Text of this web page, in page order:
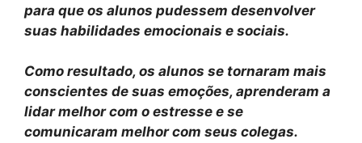
para que os alunos pudessem desenvolver
suas habilidades emocionais e sociais.
Como resultado, os alunos se tornaram mais
conscientes de suas emoções, aprenderam a
lidar melhor com o estresse e se
comunicaram melhor com seus colegas.